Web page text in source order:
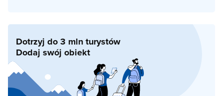
Dotrzyj do 3 mln turystów
Dodaj swój obiekt